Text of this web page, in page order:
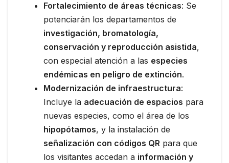
Fortalecimiento de áreas técnicas: Se
potenciarán los departamentos de
investigación, bromatología,
conservación y reproducción asistida,
con especial atención a las especies
endémicas en peligro de extinción.
Modernización de infraestructura:
Incluye la adecuación de espacios para
nuevas especies, como el área de los
hipopótamos, y la instalación de
señalización con códigos QR para que
los visitantes accedan a información y